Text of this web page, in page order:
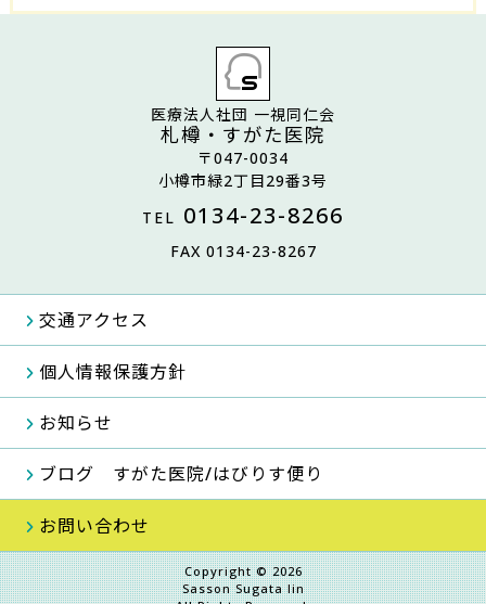
医療法人社団 一視同仁会
札樽・すがた医院
〒047-0034
小樽市緑2丁目29番3号
TEL 0134-23-8266
FAX 0134-23-8267
交通アクセス
個人情報保護方針
お知らせ
ブログ すがた医院/はびりす便り
お問い合わせ
Copyright © 2026
Sasson Sugata Iin